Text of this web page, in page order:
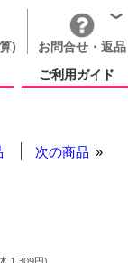
)
お問合せ・返品
ご利用ガイド
次の商品